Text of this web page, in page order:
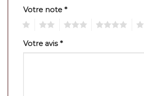
Votre note *
Votre avis*